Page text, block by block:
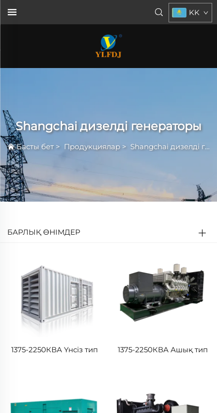
KK
Shangchai дизелді генераторы
Басты бет > Продукциялар > Shangchai дизелді генераторы
БАРЛЫҚ ӨНІМДЕР
1375-2250КВА Үнсіз тип 1375-2250КВА Ашық тип